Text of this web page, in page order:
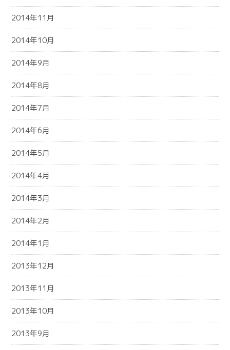
2014年11月
2014年10月
2014年9月
2014年8月
2014年7月
2014年6月
2014年5月
2014年4月
2014年3月
2014年2月
2014年1月
2013年12月
2013年11月
2013年10月
2013年9月